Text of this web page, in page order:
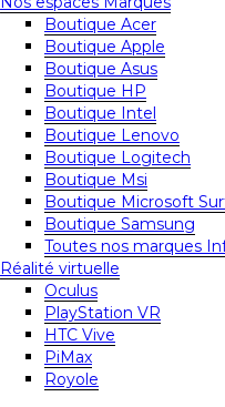
Boutique Acer
Boutique Apple
Boutique Asus
Boutique HP
Boutique Intel
Boutique Lenovo
Boutique Logitech
Boutique Msi
Boutique Microsoft
Boutique Samsung
Toutes nos marques
Réalité virtuelle
Oculus
PlayStation VR
HTC Vive
PiMax
Royole